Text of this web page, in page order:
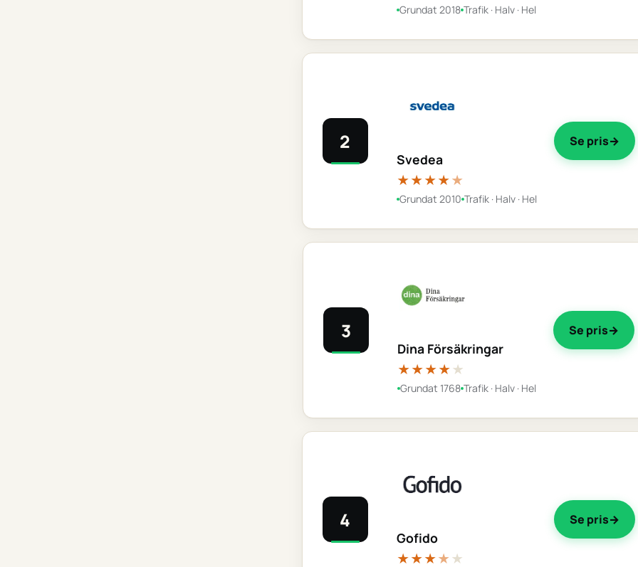
Grundat 2018 Trafik · Halv · Hel
2
Svedea
★★★★★
Grundat 2010 Trafik · Halv · Hel
Se pris
3
Dina Försäkringar
★★★★★
Grundat 1768 Trafik · Halv · Hel
Se pris
4
Gofido
★★★★★
Se pris